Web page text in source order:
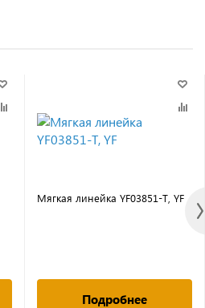
Мягкая линейка YF03851-T, YF
Подробнее